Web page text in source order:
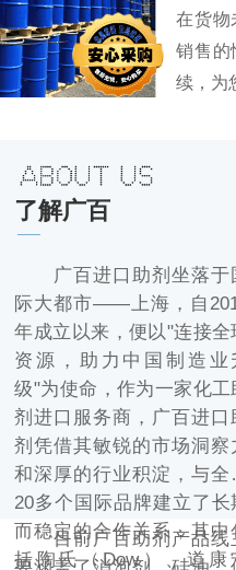
在货物
销售的
续，为
了解广百
广百进口助剂坐落于
际大都市——上海，自
年成立以来，便以"连接全
资源，助力中国制造业
级"为使命，作为一家化工
剂进口服务商，广百进口
剂凭借其敏锐的市场洞察
和深厚的行业积淀，与全
20多个国际品牌建立了长
而稳定的合作关系，其中
括陶氏（Dow）、道康
目前广百助剂产品线